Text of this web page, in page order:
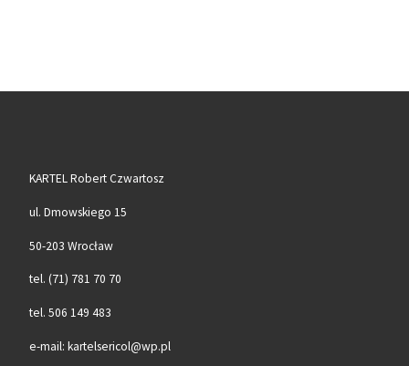
KARTEL Robert Czwartosz
ul. Dmowskiego 15
50-203 Wrocław
tel. (71) 781 70 70
tel. 506 149 483
e-mail: kartelsericol@wp.pl